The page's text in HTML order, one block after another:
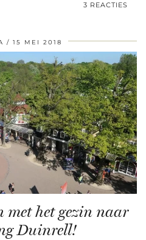
3 REACTIES
15 MEI 2018
met het gezin naar
Duinrell!